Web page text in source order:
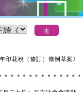
印花稅（修訂）條例草案》
＊ ＊ ＊ ＊ ＊ ＊ ＊ ＊ ＊ ＊ ＊ ＊ ＊